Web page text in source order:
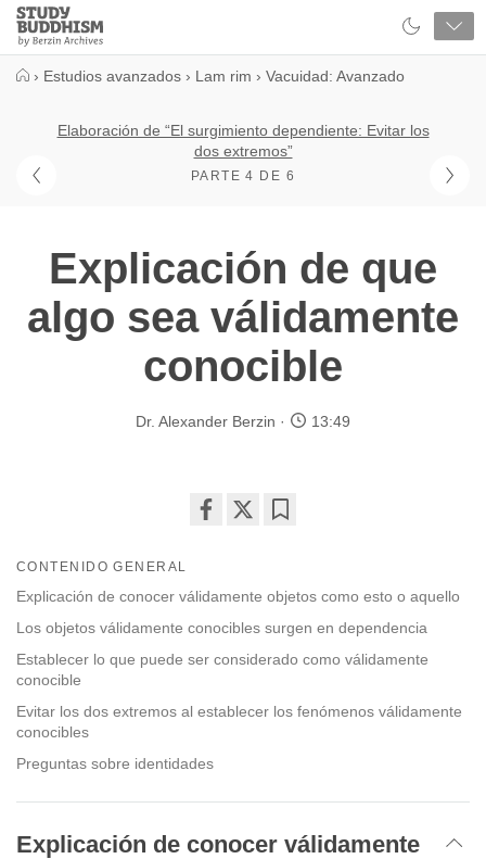
Close
Study
Buddhism
› Estudios avanzados › Lam rim › Vacuidad: Avanzado
Elaboración de “El surgimiento dependiente: Evitar los
dos extremos”
PARTE 4 DE 6
Explicación de que
algo sea válidamente
conocible
Dr. Alexander Berzin 13:49
facebook
CONTENIDO GENERAL
Explicación de conocer válidamente objetos como esto o aquello
Los objetos válidamente conocibles surgen en dependencia
Establecer lo que puede ser considerado como válidamente
conocible
Evitar los dos extremos al establecer los fenómenos válidamente
conocibles
Preguntas sobre identidades
Explicación de conocer válidamente